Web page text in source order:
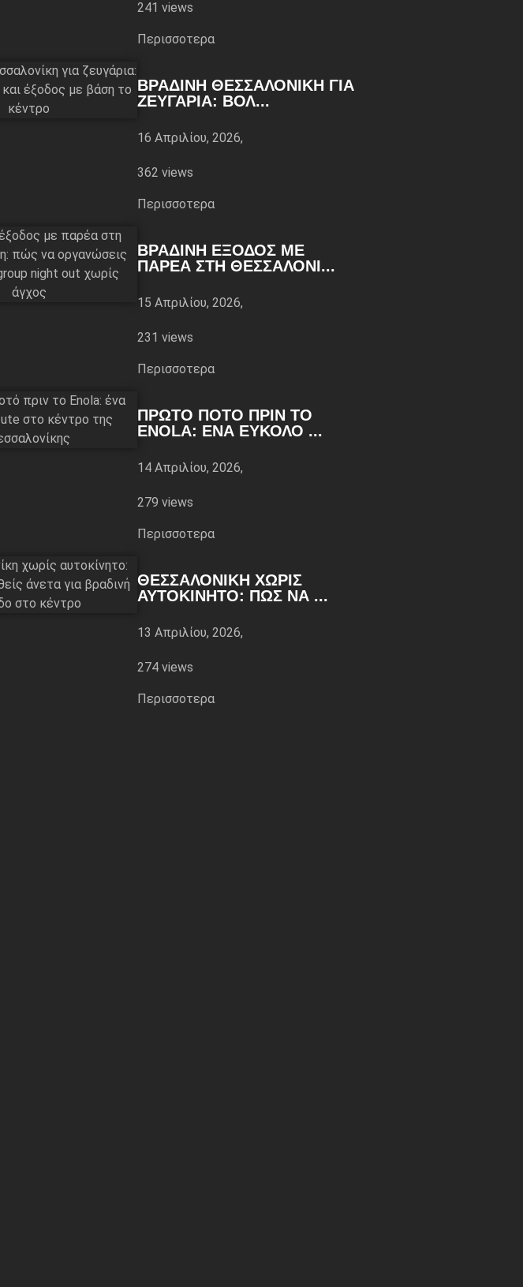
241 views
Περισσoτερα
ΒΡΑΔΙΝΉ ΘΕΣΣΑΛΟΝΊΚΗ ΓΙΑ
ΖΕΥΓΆΡΙΑ: ΒΌΛ...
16 Απριλίου, 2026,
362 views
Περισσoτερα
ΒΡΑΔΙΝΉ ΈΞΟΔΟΣ ΜΕ
ΠΑΡΈΑ ΣΤΗ ΘΕΣΣΑΛΟΝΊ...
15 Απριλίου, 2026,
231 views
Περισσoτερα
ΠΡΏΤΟ ΠΟΤΌ ΠΡΙΝ ΤΟ
ENOLA: ΈΝΑ ΕΎΚΟΛΟ ...
14 Απριλίου, 2026,
279 views
Περισσoτερα
ΘΕΣΣΑΛΟΝΊΚΗ ΧΩΡΊΣ
ΑΥΤΟΚΊΝΗΤΟ: ΠΏΣ ΝΑ ...
13 Απριλίου, 2026,
274 views
Περισσoτερα